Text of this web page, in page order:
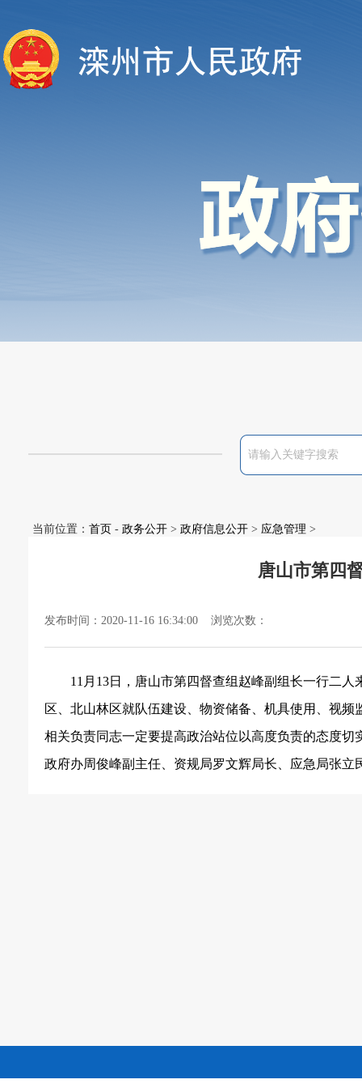
当前位置： 首页 - 政务公开 > 政府信息公开 > 应急管理 >
唐山市第四
发布时间：2020-11-16 16:34:00 浏览次数：
11月13日，唐山市第四督查组赵峰副组长一行二
区、北山林区就队伍建设、物资储备、机具使用、视
相关负责同志一定要提高政治站位以高度负责的态度
政府办周俊峰副主任、资规局罗文辉局长、应急局张立